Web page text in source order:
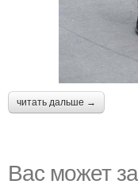
читать дальше →
Вас может